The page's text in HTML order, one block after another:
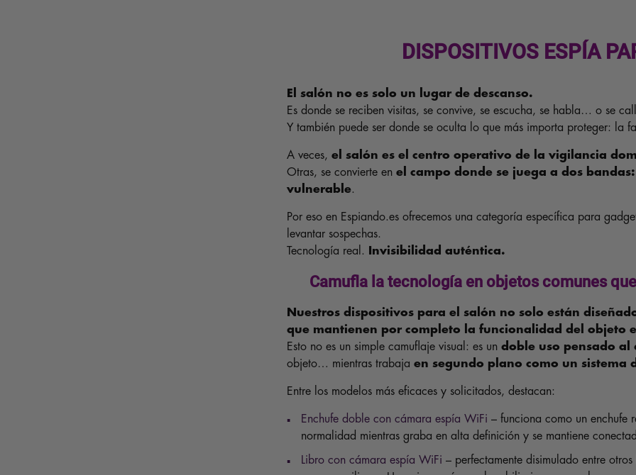
DISPOSITIVOS ESPÍA
El salón no es solo un lugar de descanso.
Es donde se reciben visitas, se convive, se escucha, se habla… o se
Y también puede ser donde se oculta lo que más importa proteger: la
A veces,el salón es el centro operativo de la vigilancia
Otras, se convierte enel campo donde se juega a dos
vulnerable.
Por eso en Espiando.es ofrecemos una categoría específica para
levantar sospechas.
Tecnología real.
Invisibilidad auténtica.
Camufla la tecnología en objetos comunes
Nuestros dispositivos para el salón no solo están
que mantienen por completo la funcionalidad del objeto
Esto no es un simple camuflaje visual: es undoble uso pensado al
objeto… mientras trabajaen segundo plano como un sistema
Entre los modelos más eficaces y solicitados, destacan:
Enchufe doble con cámara espía WiFi – funciona como un enchufe
normalidad mientras graba en alta definición y se mantiene
Libro con cámara espía WiFi – perfectamente disimulado entre